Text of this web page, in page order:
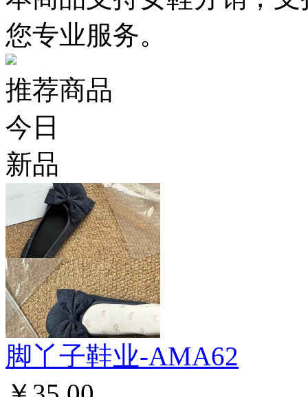
您专业服务。
推荐商品
今日
新品
脚丫子鞋业-AMA62